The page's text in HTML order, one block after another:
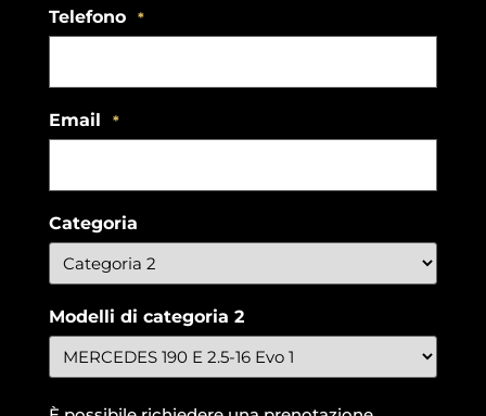
Telefono *
Email *
Categoria
Modelli di categoria 2